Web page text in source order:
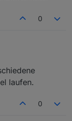
0
laufen.
0